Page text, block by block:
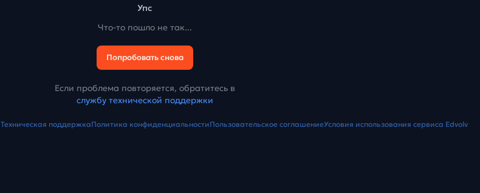
Упс
Что-то пошло не так...
Попробовать снова
Если проблема повторяется, обратитесь в
службу технической поддержки
Техническая поддержкаПолитика конфиденциальностиПользовательское соглашениеУсловия использования сервиса Edvolv